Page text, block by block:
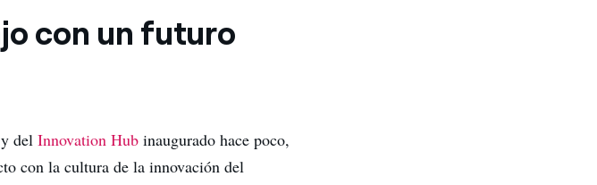
con un futuro
y delInnovation Hub inaugurado hace poco,
con la cultura de la innovación del